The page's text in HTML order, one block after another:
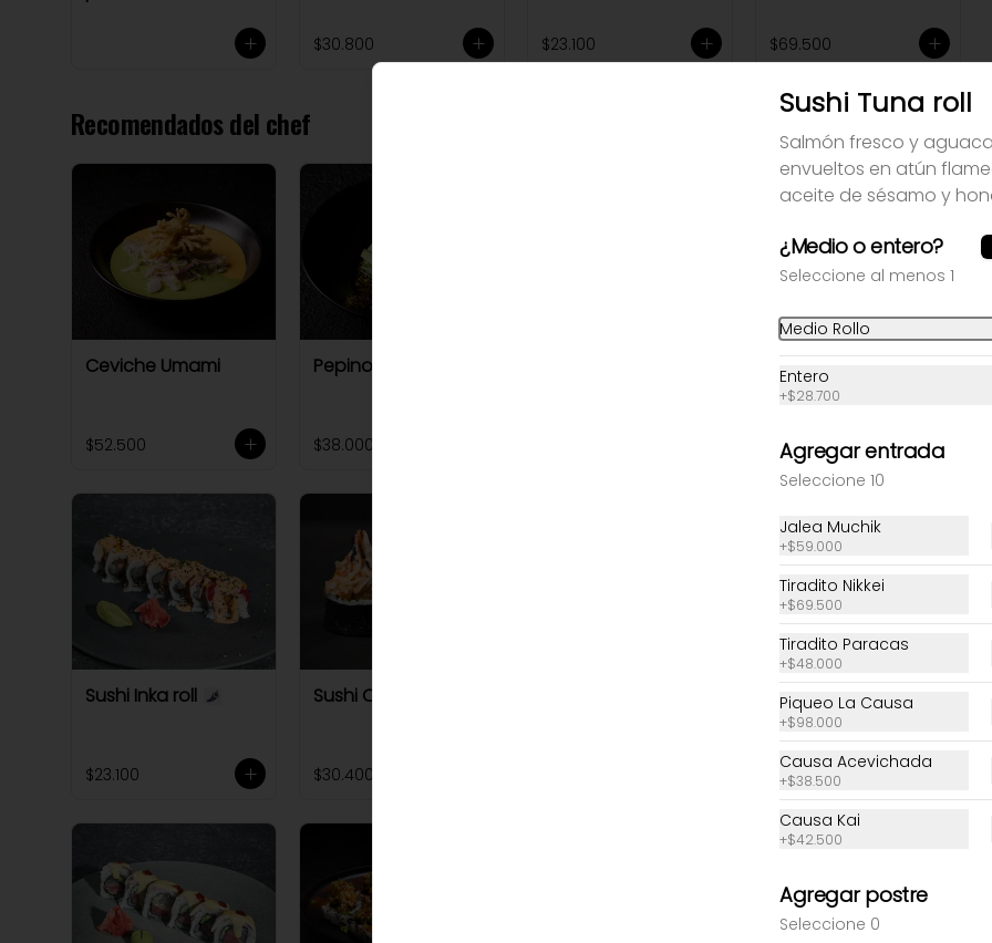
$30.800 $23.100 $69.500
Recomendados del chef
Ceviche Umami
$52.500
Pepinos Satori
$38.000
Sushi Hiroshima
$30.800
Sushi Inka roll
$23.100
Sushi Octopus roll
$30.400
Sushi Spicy tuna
$30.800
Sushi Tuna roll
Salmón fresco y
envueltos en atún
aceite de sésamo y
¿Medio o entero?
Seleccione al menos 1
Medio Rollo
Entero
+$28.700
Agregar entrada
Seleccione 10
Jalea Muchik
+$59.000
Tiradito Nikkei
+$69.500
Tiradito Paracas
+$48.000
Piqueo La Causa
+$98.000
Causa Acevichada
+$38.500
Causa Kai
+$42.500
Agregar postre
Seleccione 0